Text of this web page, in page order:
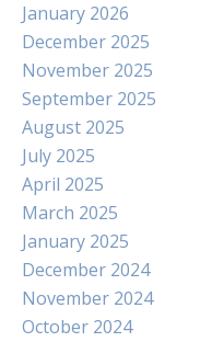
January 2026
December 2025
November 2025
September 2025
August 2025
July 2025
April 2025
March 2025
January 2025
December 2024
November 2024
October 2024